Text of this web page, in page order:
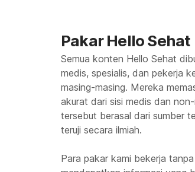
Pakar Hello Sehat
Semua konten Hello Sehat
medis, spesialis, dan pekerja
masing-masing. Mereka
akurat dari sisi medis dan
tersebut berasal dari sumber
teruji secara ilmiah.
Para pakar kami bekerja